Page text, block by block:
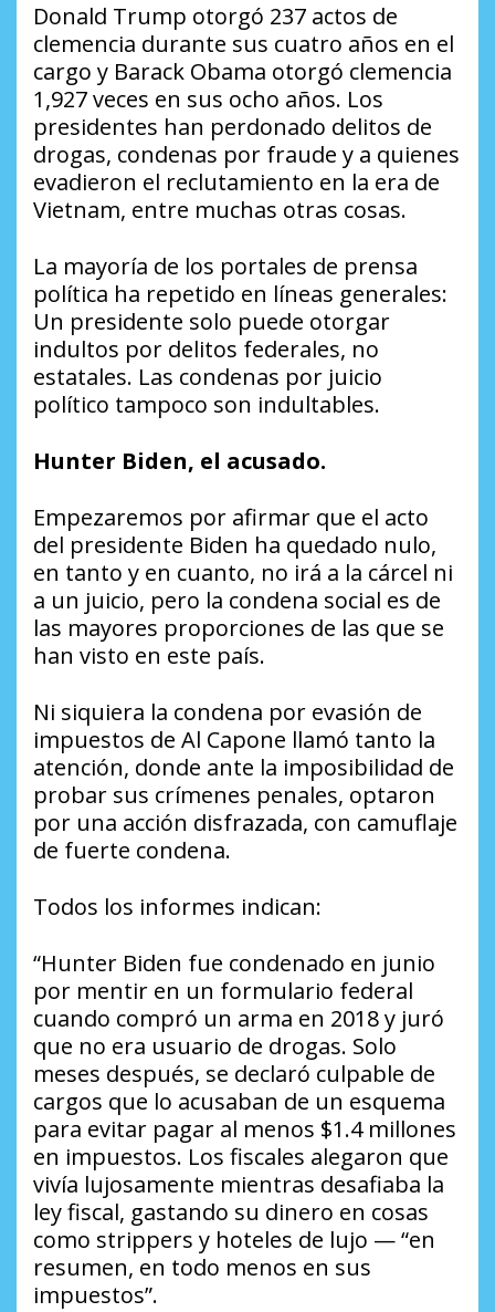
Donald Trump otorgó 237 actos de
clemencia durante sus cuatro años en el
cargo y Barack Obama otorgó clemencia
1,927 veces en sus ocho años. Los
presidentes han perdonado delitos de
drogas, condenas por fraude y a quienes
evadieron el reclutamiento en la era de
Vietnam, entre muchas otras cosas.
La mayoría de los portales de prensa
política ha repetido en líneas generales:
Un presidente solo puede otorgar
indultos por delitos federales, no
estatales. Las condenas por juicio
político tampoco son indultables.
Hunter Biden, el acusado.
Empezaremos por afirmar que el acto
del presidente Biden ha quedado nulo,
en tanto y en cuanto, no irá a la cárcel ni
a un juicio, pero la condena social es de
las mayores proporciones de las que se
han visto en este país.
Ni siquiera la condena por evasión de
impuestos de Al Capone llamó tanto la
atención, donde ante la imposibilidad de
probar sus crímenes penales, optaron
por una acción disfrazada, con camuflaje
de fuerte condena.
Todos los informes indican:
“Hunter Biden fue condenado en junio
por mentir en un formulario federal
cuando compró un arma en 2018 y juró
que no era usuario de drogas. Solo
meses después, se declaró culpable de
cargos que lo acusaban de un esquema
para evitar pagar al menos $1.4 millones
en impuestos. Los fiscales alegaron que
vivía lujosamente mientras desafiaba la
ley fiscal, gastando su dinero en cosas
como strippers y hoteles de lujo — “en
resumen, en todo menos en sus
impuestos”.